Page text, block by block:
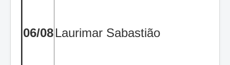
06/08Laurimar Sabastião